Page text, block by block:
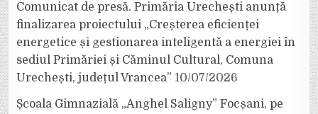
Comunicat de presă. Primăria Urechești anunță
finalizarea proiectului „Creșterea eficienței
energetice și gestionarea inteligentă a energiei în
sediul Primăriei și Căminul Cultural, Comuna
Urechești, județul Vrancea” 10/07/2026
Școala Gimnazială „Anghel Saligny” Focșani, pe